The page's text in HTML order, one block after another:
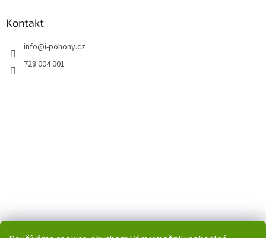
Kontakt
info@i-pohony.cz
728 004 001